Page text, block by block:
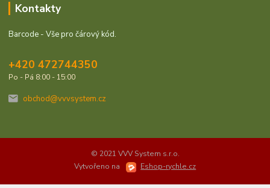
Kontakty
Barcode - Vše pro čárový kód.
+420 472744350
Po - Pá 8:00 - 15:00
obchod@vvvsystem.cz
© 2021 VVV System s.r.o.
Vytvořeno na
Eshop-rychle.cz